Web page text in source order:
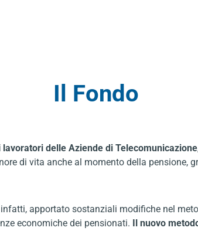
Il Fondo
delle Aziende di Telecomunicazione
di vita anche al momento della pensione,
apportato sostanziali modifiche nel
economiche dei pensionati. Il nuovo